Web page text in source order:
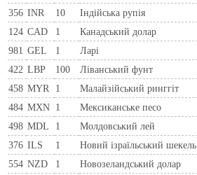
356 INR 10 Індійська рупія
124 CAD 1 Канадський долар
981 GEL 1 Ларi
422 LBP 100 Ліванський фунт
458 MYR 1 Малайзійський ринггіт
484 MXN 1 Мексиканське песо
498 MDL 1 Молдовський лей
376 ILS 1 Новий ізраїльський шекель
554 NZD 1 Новозеландський долар